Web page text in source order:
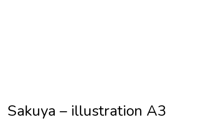
Sakuya – illustration A3